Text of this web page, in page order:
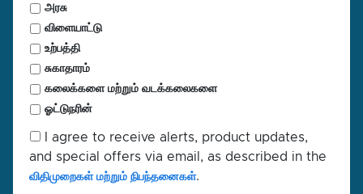
அரசு
விளையாட்டு
உற்பத்தி
சுகாதாரம்
கலைக்களை மற்றும் வடக்கலைகளை
ஓட்டுநரின்
I agree to receive alerts, product updates,
and special offers via email, as described in the
விதிமுறைகள் மற்றும் நிபந்தனைகள்.